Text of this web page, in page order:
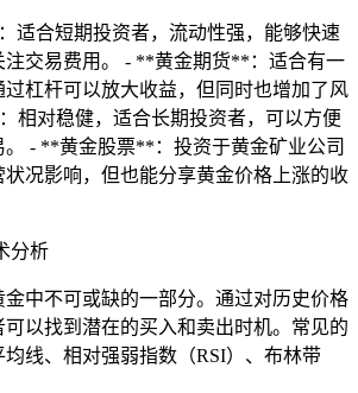
适合短期投资者，流动性强，能够快速
注交易费用。 - **黄金期货**：适合有一
杠杆可以放大收益，但同时也增加了风
相对稳健，适合长期投资者，可以方便
- **黄金股票**：投资于黄金矿业公司
况影响，但也能分享黄金价格上涨的收
分析
中不可或缺的一部分。通过对历史价格
以找到潜在的买入和卖出时机。常见的
线、相对强弱指数（RSI）、布林带